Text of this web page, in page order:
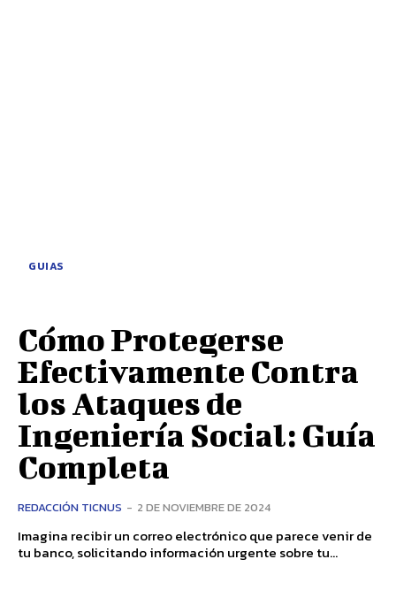
GUIAS
Cómo Protegerse
Efectivamente Contra
los Ataques de
Ingeniería Social: Guía
Completa
REDACCIÓN TICNUS - 2 DE NOVIEMBRE DE 2024
Imagina recibir un correo electrónico que parece venir de
tu banco, solicitando información urgente sobre tu...